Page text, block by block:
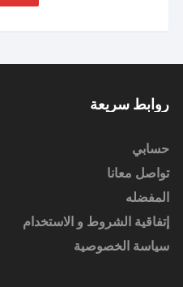
روابط سريعة
حسابي
تواصل معانا
المفضله
إتفاقية الشروط و الاستخدام
سياسة الخصوصية